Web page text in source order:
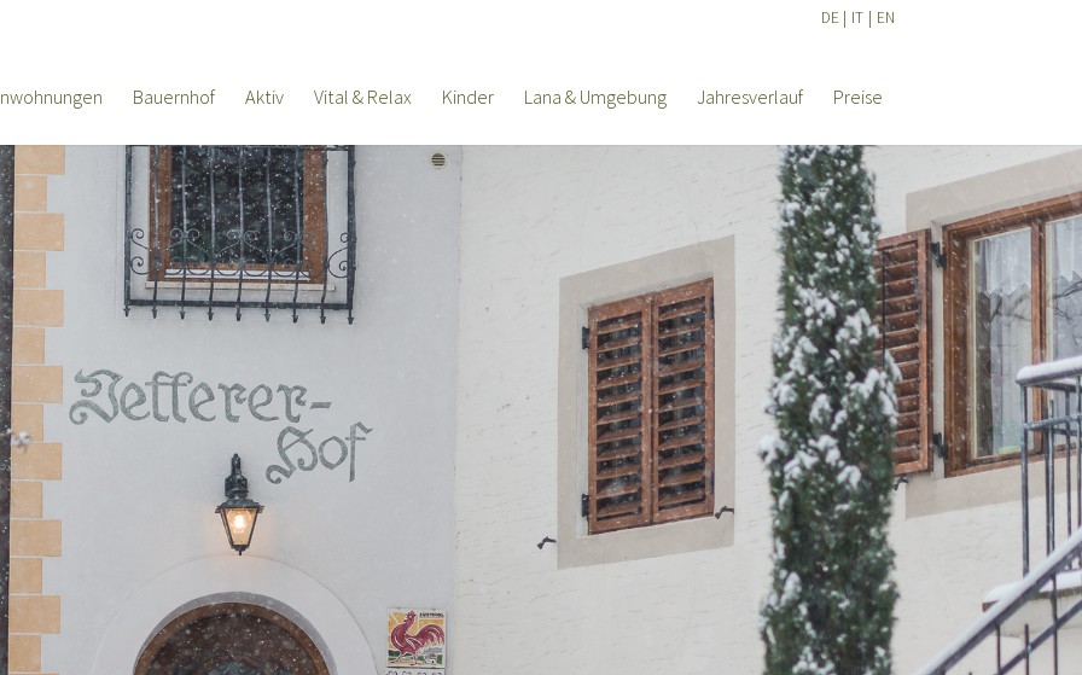
DE | IT | EN
Bauernhof Aktiv Vital & Relax Kinder Lana & Umgebung Jahresverlauf Preise